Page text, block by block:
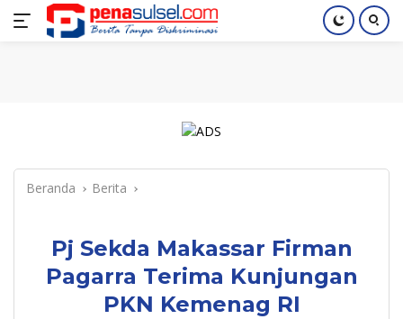
Langsung
Home Nasional Pendidikan Index
Beranda Berita
Pj Sekda Makassar Firman
Pagarra Terima Kunjungan
PKN Kemenag RI